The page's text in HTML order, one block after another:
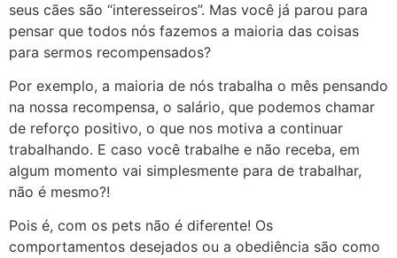
seus cães são “interesseiros”. Mas você já parou para
pensar que todos nós fazemos a maioria das coisas
para sermos recompensados?
Por exemplo, a maioria de nós trabalha o mês pensando
na nossa recompensa, o salário, que podemos chamar
de reforço positivo, o que nos motiva a continuar
trabalhando. E caso você trabalhe e não receba, em
algum momento vai simplesmente para de trabalhar,
não é mesmo?!
Pois é, com os pets não é diferente! Os
comportamentos desejados ou a obediência são como